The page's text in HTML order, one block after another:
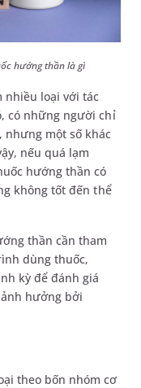
hướng thần là gì
nhiều loại với tác
có những người chỉ
nhưng một số khác
nếu quá lạm
hướng thần có
không tốt đến thể
thần cần tham
dùng thuốc,
kỳ để đánh giá
hưởng bởi
theo bốn nhóm cơ